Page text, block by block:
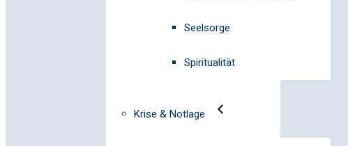
Seelsorge
Spiritualität
Krise & Notlage